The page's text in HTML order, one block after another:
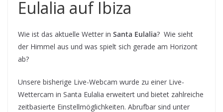
Eulalia auf Ibiza
Wie ist das aktuelle Wetter in Santa Eulalia? Wie sieht
der Himmel aus und was spielt sich gerade am Horizont
ab?
Unsere bisherige Live-Webcam wurde zu einer Live-
Wettercam in Santa Eulalia erweitert und bietet zahlreiche
zeitbasierte Einstellmöglichkeiten. Abrufbar sind unter